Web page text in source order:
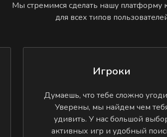
Мы стремимся сделать нашу платформу
для всех типов
Игроки
Думаешь, что тебе сложно
Уверены, мы найдем чем
удивить. У нас большой
активных игр и удобный